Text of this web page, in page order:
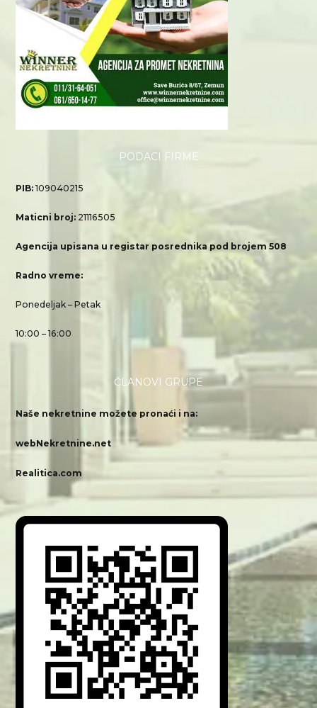
PODACI FIRME
PIB:109040215
Maticni broj: 21116505
Agencija upisana u registar posrednika pod brojem 508
Radno vreme:
Ponedeljak – Petak
10:00 – 16:00
ČLANOVI GRUPE
Naše nekretnine možete pronaći i na:
webNekretnine.net
Realitica.com